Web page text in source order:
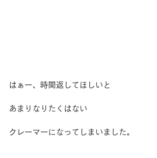
はぁー、時間返してほしいと
あまりなりたくはない
クレーマーになってしまいました。